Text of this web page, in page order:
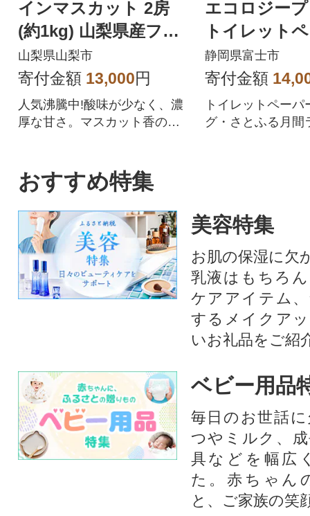
インマスカット 2房
(約1kg) 山梨県産フル
ーツ 人気のぶどう
山梨県山梨市
寄付金額 13,000円
人気沸騰中!酸味が少なく、濃
厚な甘さ。マスカット香の芳
トを中心にぶどうをたくさん
作っている農家が自信を持っ
てお届けします。
エコロジー
トイレット
ダブル 96ロ
品 人気
静岡県富士市
寄付金額
トイレットペーパ
グ・さとふる月間
おすすめ特集
美容特集
お肌の保湿に欠
乳液はもちろ
ケアアイテム
するメイクア
いお礼品をご紹
ベビー用品
毎日のお世話
つやミルク、
具などを幅広
た。赤ちゃん
と、ご家族の笑